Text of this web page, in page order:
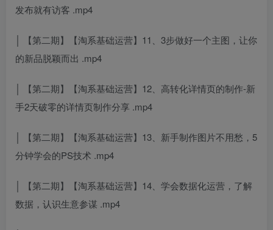
发布就有访客 .mp4
│ 【第二期】【淘系基础运营】11、3步做好一个主图，让你
的新品脱颖而出 .mp4
│ 【第二期】【淘系基础运营】12、高转化详情页的制作-新
手2天破零的详情页制作分享 .mp4
│ 【第二期】【淘系基础运营】13、新手制作图片不用愁，5
分钟学会的PS技术 .mp4
│ 【第二期】【淘系基础运营】14、学会数据化运营，了解
数据，认识生意参谋 .mp4